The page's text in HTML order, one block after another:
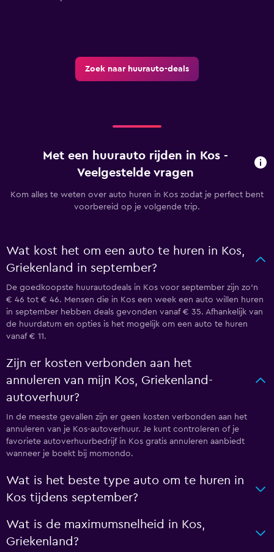
Zoek naar huurauto-deals
Met een huurauto rijden in Kos -
Veelgestelde vragen
Kom alles te weten over auto huren in Kos zodat je perfect bent
voorbereid op je volgende trip.
Wat kost het om een auto te huren in Kos,
Griekenland in september?
De goedkoopste huurautodeals in Kos voor september zijn zo'n
€ 46 tot € 46. Mensen die in Kos een week een auto willen huren
in september hebben deals gevonden vanaf € 35. Afhankelijk van
de huurdatum en opties is het mogelijk om een auto te huren
vanaf € 11.
Zijn er kosten verbonden aan het
annuleren van mijn Kos, Griekenland-
autoverhuur?
In de meeste gevallen zijn er geen kosten verbonden aan het
annuleren van je Kos-autoverhuur. Je kunt controleren of je
favoriete autoverhuurbedrijf in Kos gratis annuleren aanbiedt
wanneer je boekt bij momondo.
Wat is het beste type auto om te huren in
Kos tijdens september?
Wat is de maximumsnelheid in Kos,
Griekenland?